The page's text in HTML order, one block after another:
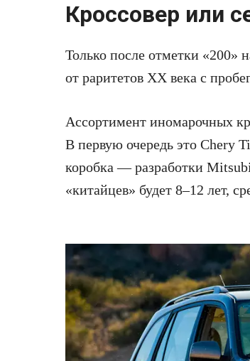
Кроссовер или
Только после отметки «200»
от раритетов XX века с
Ассортимент иномарочных
В первую очередь это Chery
коробка — разработки
«китайцев» будет 8–12 лет,